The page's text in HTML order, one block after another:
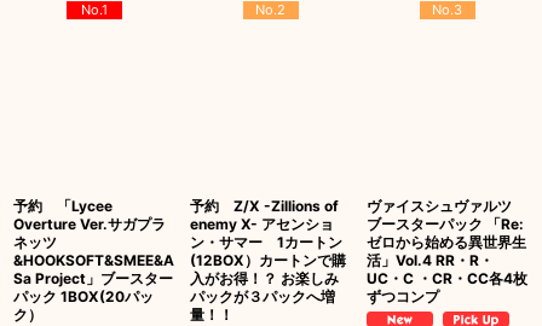
No.1
予約 「Lycee
Overture Ver.サガプラ
ネッツ
&HOOKSOFT&SMEE&A
Sa Project」ブースター
パック 1BOX(20パッ
ク）
No.2
予約 Z/X -Zillions of
enemy X- アセンショ
ン・サマー 1カートン
(12BOX）カートンで購
入がお得！？ お楽しみ
パックが３パックへ増
量！！
No.3
ヴァイスシュヴァルツ
ブースターパック 「Re:
ゼロから始める異世界生
活」Vol.4 RR・R・
UC・C ・CR・CC各4枚
ずつコンプ